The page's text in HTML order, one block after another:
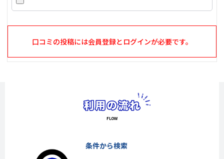
口コミの投稿には会員登録とログインが必要です。
条件から検索